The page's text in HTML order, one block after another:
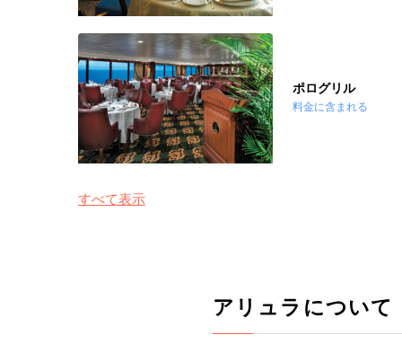
ポログリル
料金に含まれる
すべて表示
アリュラについて